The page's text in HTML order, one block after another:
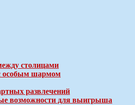
столицами
особым шармом
развлечений
возможности для выигрыша